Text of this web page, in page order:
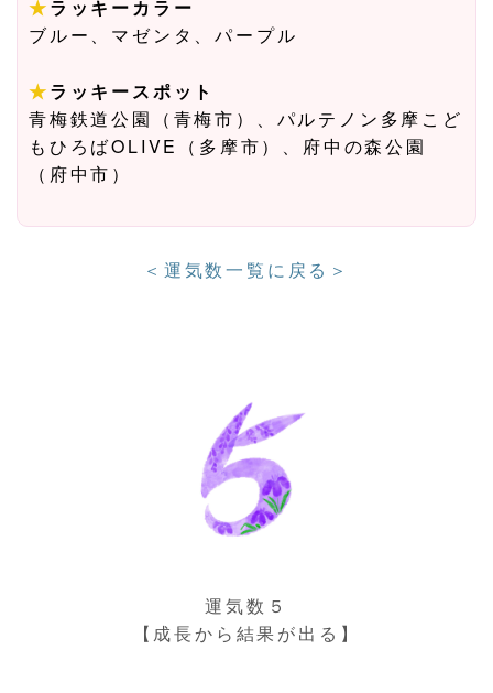
★ラッキーカラー
ブルー、マゼンタ、パープル
★ラッキースポット
青梅鉄道公園（青梅市）、パルテノン多摩こど
もひろばOLIVE（多摩市）、府中の森公園
（府中市）
＜運気数一覧に戻る＞
運気数５
【成長から結果が出る】